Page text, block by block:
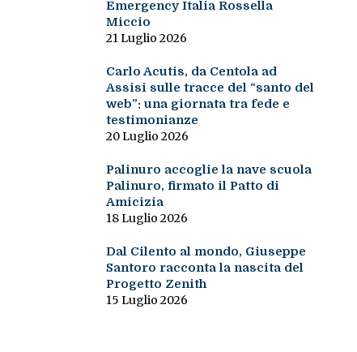
Emergency Italia Rossella
Miccio
21 Luglio 2026
Carlo Acutis, da Centola ad
Assisi sulle tracce del “santo del
web”: una giornata tra fede e
testimonianze
20 Luglio 2026
Palinuro accoglie la nave scuola
Palinuro, firmato il Patto di
Amicizia
18 Luglio 2026
Dal Cilento al mondo, Giuseppe
Santoro racconta la nascita del
Progetto Zenith
15 Luglio 2026